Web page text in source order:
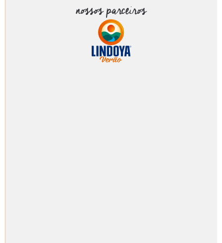
nossos parceiros